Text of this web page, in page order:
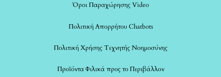
Όροι Παραχώρησης Video
Πολιτική Απορρήτου Chatbots
Πολιτική Χρήσης Τεχνητής Νοημοσύνης
Προϊόντα Φιλικά προς το Περιβάλλον